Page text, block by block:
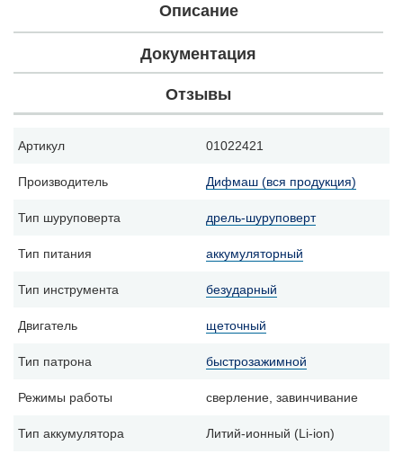
Описание
Документация
Отзывы
Артикул 01022421
Производитель Дифмаш (вся продукция)
Тип шуруповерта дрель-шуруповерт
Тип питания аккумуляторный
Тип инструмента безударный
Двигатель щеточный
Тип патрона быстрозажимной
Режимы работы сверление, завинчивание
Тип аккумулятора Литий-ионный (Li-ion)